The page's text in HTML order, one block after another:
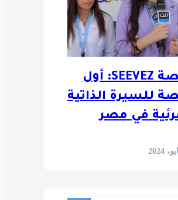
منصة SEEVEZ: أول
للسيرة الذاتية
في مصر